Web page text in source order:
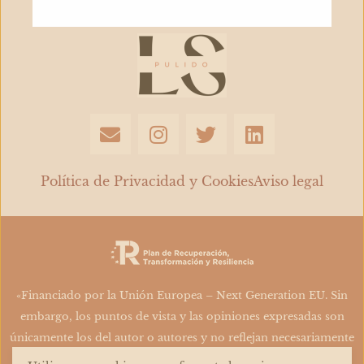
E
n
e
o
p
e
I
n
t
g
r
a
m
T
w
t
e
r
L
i
k
d
n
Política de Privacidad y CookiesAviso legal
«Financiado por la Unión Europea – Next Generation EU. Sin
embargo, los puntos de vista y las opiniones expresadas son
únicamente los del autor o autores y no reflejan necesariamente
los de la Unión Europea o la Comisión Europea. Ni la Unión